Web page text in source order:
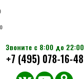
Звоните с 8:00 до 22:00
+7 (495) 078-16-48